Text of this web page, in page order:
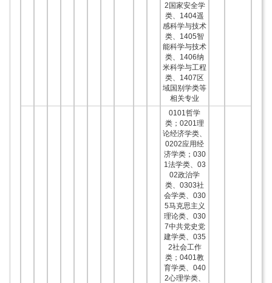
2国家安全学
类、1404遥
感科学与技术
类、1405智
能科学与技术
类、1406纳
米科学与工程
类、1407区
域国别学类等
相关专业
0101哲学
类；0201理
论经济学类、
0202应用经
济学类；030
1法学类、03
02政治学
类、0303社
会学类、030
5马克思主义
理论类、030
7中共党史党
建学类、035
2社会工作
类；0401教
育学类、040
2心理学类、